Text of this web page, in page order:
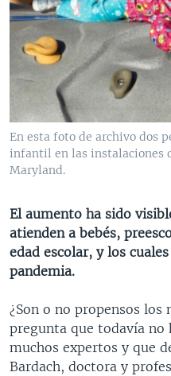
VENEZUELA
BRASIL
NICARAGUA
ECONOMÍA
ENTRETENIMIENTO Y
TECNOLOGÍA
DEPORTES
MULTIMEDIA
VIDEOS
FOTOGRAFÍA
AUDIOS
PROGRAMAS TV
EL MUNDO AL DÍA
FORO INTERAMERICANO
LAS CLAVES
AVANCE INFORMATIVO
BUENOS DÍAS AMÉRICA
EL MUNDO AL DÍA [RADIO]
DEPORTIVO
ENTRETENIMIENTO
Learning English
SÍGANOS
En esta foto de archivo dos
infantil en las instalaciones
Maryland.
El aumento ha sido
atienden a bebés,
edad escolar, y los
pandemia.
¿Son o no propensos los
pregunta que todavía no
muchos expertos y que
Bardach, doctora y